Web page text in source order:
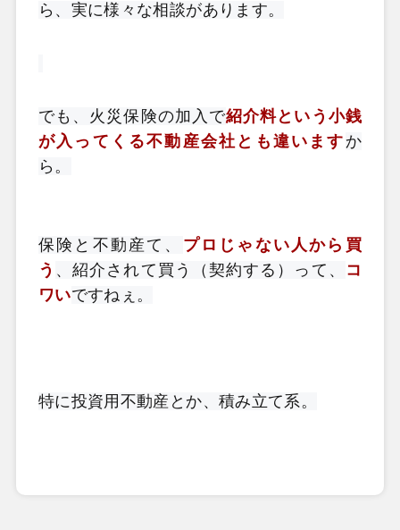
ら、実に様々な相談があります。
でも、火災保険の加入で紹介料という小銭
が入ってくる不動産会社とも違いますか
ら。
保険と不動産て、 プロじゃない人から買
う 、紹介されて買う（契約する）って、
コ
ワいですねぇ。
特に投資用不動産とか、積み立て系。